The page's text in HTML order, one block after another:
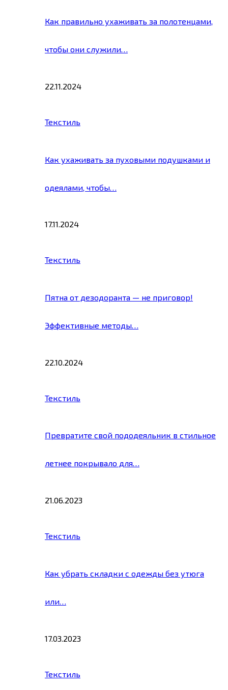
Как правильно ухаживать за полотенцами,
чтобы они служили…
22.11.2024
Текстиль
Как ухаживать за пуховыми подушками и
одеялами, чтобы…
17.11.2024
Текстиль
Пятна от дезодоранта — не приговор!
Эффективные методы…
22.10.2024
Текстиль
Превратите свой пододеяльник в стильное
летнее покрывало для…
21.06.2023
Текстиль
Как убрать складки с одежды без утюга
или…
17.03.2023
Текстиль